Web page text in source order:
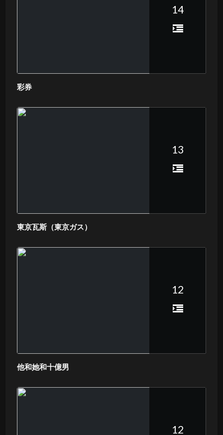
14
彩券
13
東京瓦斯（東京ガス）
12
他和她和十億男
12